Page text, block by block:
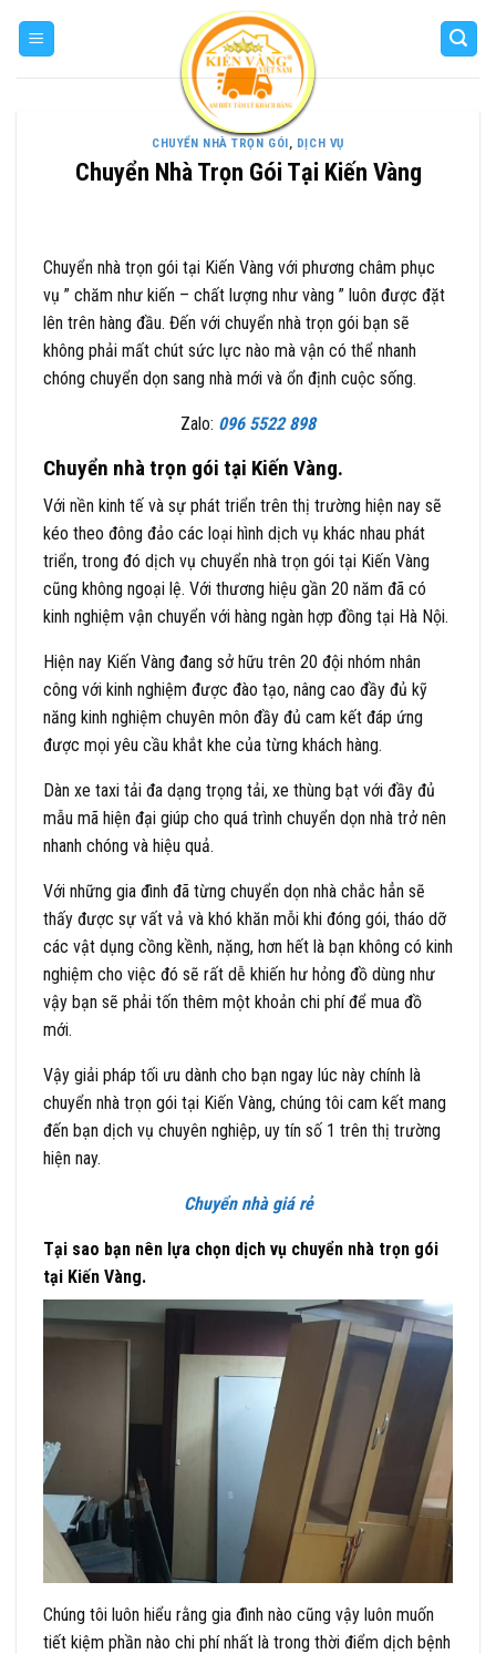
CHUYỂN NHÀ TRỌN GÓI, DỊCH VỤ
Chuyển Nhà Trọn Gói Tại Kiến Vàng
Chuyển nhà trọn gói tại Kiến Vàng với phương châm phục
vụ ” chăm như kiến – chất lượng như vàng ” luôn được đặt
lên trên hàng đầu. Đến với chuyển nhà trọn gói bạn sẽ
không phải mất chút sức lực nào mà vận có thể nhanh
chóng chuyển dọn sang nhà mới và ổn định cuộc sống.
Zalo: 096 5522 898
Chuyển nhà trọn gói tại Kiến Vàng.
Với nền kinh tế và sự phát triển trên thị trường hiện nay sẽ
kéo theo đông đảo các loại hình dịch vụ khác nhau phát
triển, trong đó dịch vụ chuyển nhà trọn gói tại Kiến Vàng
cũng không ngoại lệ. Với thương hiệu gần 20 năm đã có
kinh nghiệm vận chuyển với hàng ngàn hợp đồng tại Hà Nội.
Hiện nay Kiến Vàng đang sở hữu trên 20 đội nhóm nhân
công với kinh nghiệm được đào tạo, nâng cao đầy đủ kỹ
năng kinh nghiệm chuyên môn đầy đủ cam kết đáp ứng
được mọi yêu cầu khắt khe của từng khách hàng.
Dàn xe taxi tải đa dạng trọng tải, xe thùng bạt với đầy đủ
mẫu mã hiện đại giúp cho quá trình chuyển dọn nhà trở nên
nhanh chóng và hiệu quả.
Với những gia đình đã từng chuyển dọn nhà chắc hẳn sẽ
thấy được sự vất vả và khó khăn mỗi khi đóng gói, tháo dỡ
các vật dụng cồng kềnh, nặng, hơn hết là bạn không có kinh
nghiệm cho việc đó sẽ rất dễ khiến hư hỏng đồ dùng như
vậy bạn sẽ phải tốn thêm một khoản chi phí để mua đồ
mới.
Vậy giải pháp tối ưu dành cho bạn ngay lúc này chính là
chuyển nhà trọn gói tại Kiến Vàng, chúng tôi cam kết mang
đến bạn dịch vụ chuyên nghiệp, uy tín số 1 trên thị trường
hiện nay.
Chuyển nhà giá rẻ
Tại sao bạn nên lựa chọn dịch vụ chuyển nhà trọn gói
tại Kiến Vàng.
Chúng tôi luôn hiểu rằng gia đình nào cũng vậy luôn muốn
tiết kiệm phần nào chi phí nhất là trong thời điểm dịch bệnh